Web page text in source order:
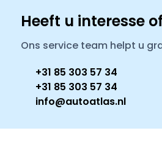
Heeft u interesse
Ons service team helpt u
+31 85 303 57 34
+31 85 303 57 34
info@autoatlas.nl